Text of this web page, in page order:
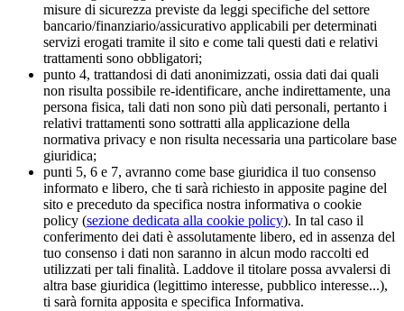
misure di sicurezza previste da leggi specifiche del settore
bancario/finanziario/assicurativo applicabili per determinati
servizi erogati tramite il sito e come tali questi dati e relativi
trattamenti sono obbligatori;
punto 4, trattandosi di dati anonimizzati, ossia dati dai quali
non risulta possibile re-identificare, anche indirettamente, una
persona fisica, tali dati non sono più dati personali, pertanto i
relativi trattamenti sono sottratti alla applicazione della
normativa privacy e non risulta necessaria una particolare base
giuridica;
punti 5, 6 e 7, avranno come base giuridica il tuo consenso
informato e libero, che ti sarà richiesto in apposite pagine del
sito e preceduto da specifica nostra informativa o cookie
policy (sezione dedicata alla cookie policy). In tal caso il
conferimento dei dati è assolutamente libero, ed in assenza del
tuo consenso i dati non saranno in alcun modo raccolti ed
utilizzati per tali finalità. Laddove il titolare possa avvalersi di
altra base giuridica (legittimo interesse, pubblico interesse...),
ti sarà fornita apposita e specifica Informativa.